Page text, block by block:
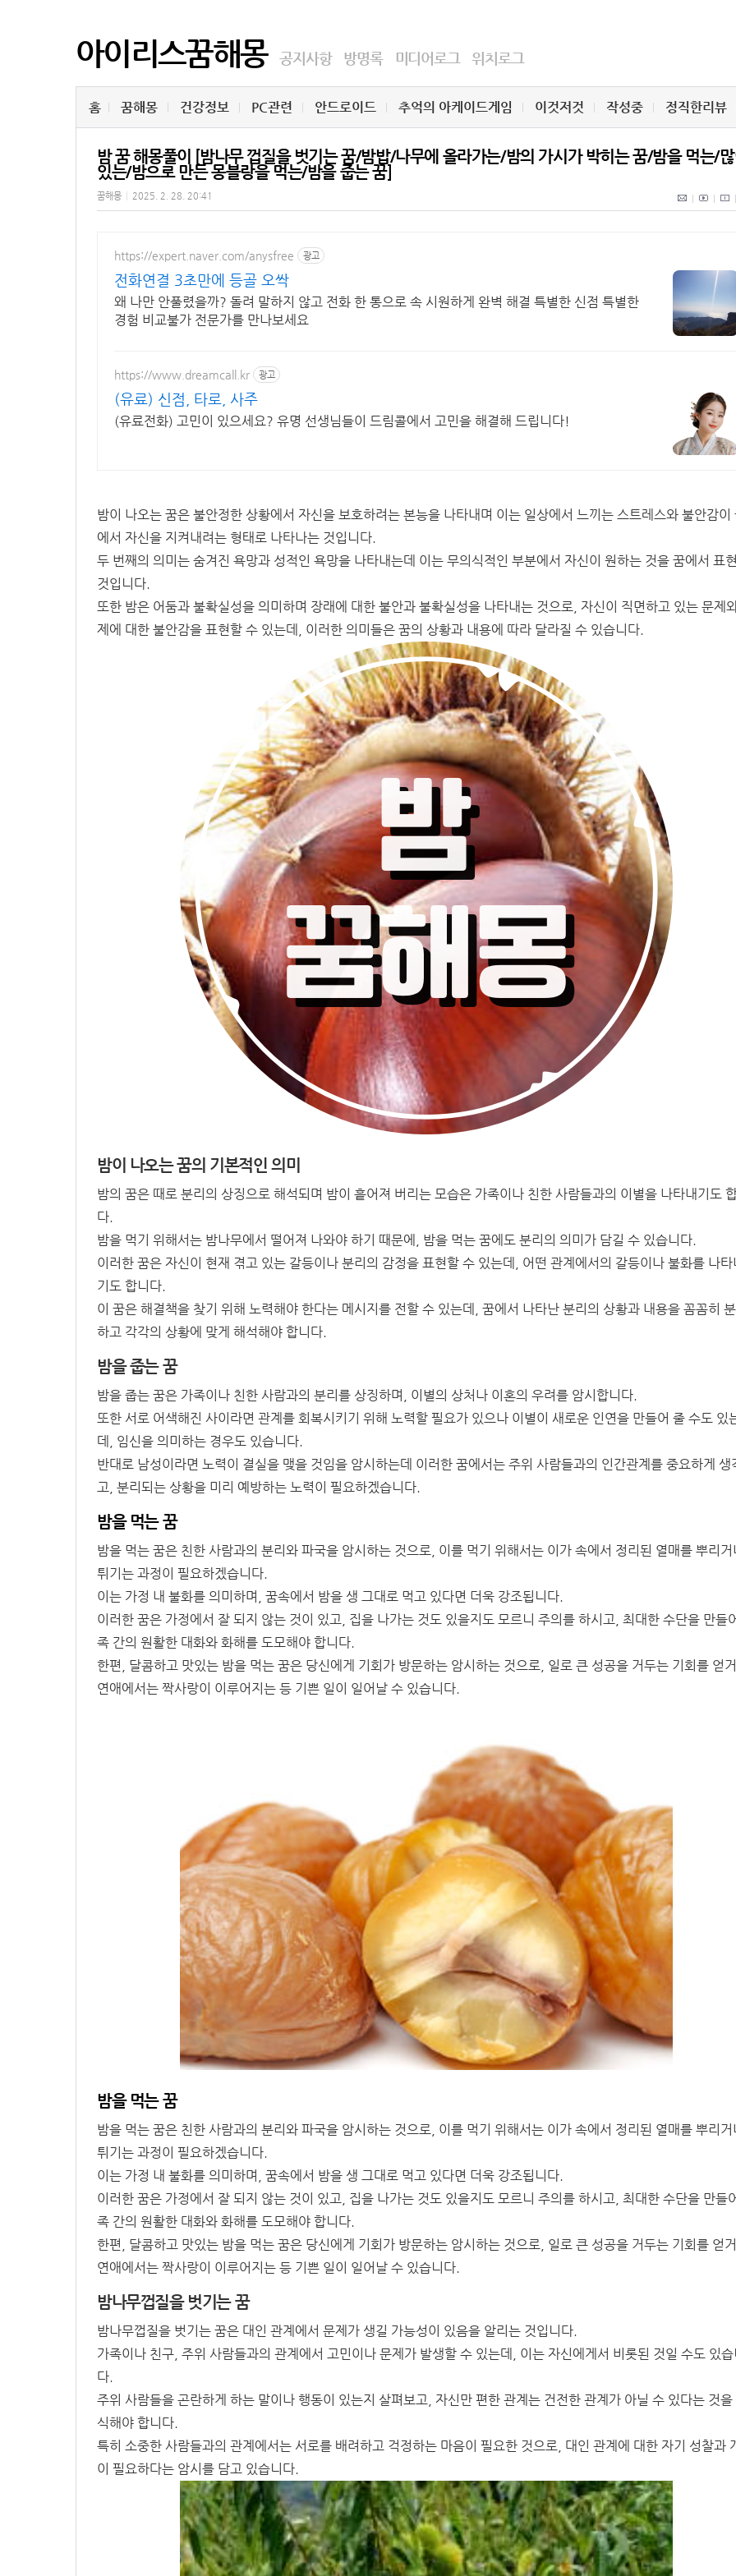
아이리스꿈해몽 공지사항 방명록 미디어로그 위치로그
홈 꿈해몽 건강정보 PC관련 안드로이드 추억의 아케이드게임 이것저것 작성중 정직한리뷰
밤 꿈 해몽풀이 [밤나무 껍질을 벗기는 꿈/밤밥/나무에 올라가는/밤의 가시가 박히는 꿈/밤을 먹는/많
있는/밤으로 만든 몽블랑을 먹는/밤을 줍는 꿈]
꿈해몽 2025. 2. 28. 20:41
https://expert.naver.com/anysfree 광고
전화연결 3초만에 등골 오싹
왜 나만 안풀렸을까? 돌려 말하지 않고 전화 한 통으로 속 시원하게 완벽 해결 특별한 신점 특별한
경험 비교불가 전문가를 만나보세요
https://www.dreamcall.kr 광고
(유료) 신점, 타로, 사주
(유료전화) 고민이 있으세요? 유명 선생님들이 드림콜에서 고민을 해결해 드립니다!
밤이 나오는 꿈은 불안정한 상황에서 자신을 보호하려는 본능을 나타내며 이는 일상에서 느끼는 스트레스와 불안감이
에서 자신을 지켜내려는 형태로 나타나는 것입니다.
두 번째의 의미는 숨겨진 욕망과 성적인 욕망을 나타내는데 이는 무의식적인 부분에서 자신이 원하는 것을 꿈에서 표
것입니다.
또한 밤은 어둠과 불확실성을 의미하며 장래에 대한 불안과 불확실성을 나타내는 것으로, 자신이 직면하고 있는 문제
제에 대한 불안감을 표현할 수 있는데, 이러한 의미들은 꿈의 상황과 내용에 따라 달라질 수 있습니다.
밤이 나오는 꿈의 기본적인 의미
밤의 꿈은 때로 분리의 상징으로 해석되며 밤이 흩어져 버리는 모습은 가족이나 친한 사람들과의 이별을 나타내기도
다.
밤을 먹기 위해서는 밤나무에서 떨어져 나와야 하기 때문에, 밤을 먹는 꿈에도 분리의 의미가 담길 수 있습니다.
이러한 꿈은 자신이 현재 겪고 있는 갈등이나 분리의 감정을 표현할 수 있는데, 어떤 관계에서의 갈등이나 불화를 나타
기도 합니다.
이 꿈은 해결책을 찾기 위해 노력해야 한다는 메시지를 전할 수 있는데, 꿈에서 나타난 분리의 상황과 내용을 꼼꼼히
하고 각각의 상황에 맞게 해석해야 합니다.
밤을 줍는 꿈
밤을 줍는 꿈은 가족이나 친한 사람과의 분리를 상징하며, 이별의 상처나 이혼의 우려를 암시합니다.
또한 서로 어색해진 사이라면 관계를 회복시키기 위해 노력할 필요가 있으나 이별이 새로운 인연을 만들어 줄 수도 있
데, 임신을 의미하는 경우도 있습니다.
반대로 남성이라면 노력이 결실을 맺을 것임을 암시하는데 이러한 꿈에서는 주위 사람들과의 인간관계를 중요하게 생
고, 분리되는 상황을 미리 예방하는 노력이 필요하겠습니다.
밤을 먹는 꿈
밤을 먹는 꿈은 친한 사람과의 분리와 파국을 암시하는 것으로, 이를 먹기 위해서는 이가 속에서 정리된 열매를 뿌리거
튀기는 과정이 필요하겠습니다.
이는 가정 내 불화를 의미하며, 꿈속에서 밤을 생 그대로 먹고 있다면 더욱 강조됩니다.
이러한 꿈은 가정에서 잘 되지 않는 것이 있고, 집을 나가는 것도 있을지도 모르니 주의를 하시고, 최대한 수단을 만들
족 간의 원활한 대화와 화해를 도모해야 합니다.
한편, 달콤하고 맛있는 밤을 먹는 꿈은 당신에게 기회가 방문하는 암시하는 것으로, 일로 큰 성공을 거두는 기회를 얻
연애에서는 짝사랑이 이루어지는 등 기쁜 일이 일어날 수 있습니다.
밤을 먹는 꿈
밤을 먹는 꿈은 친한 사람과의 분리와 파국을 암시하는 것으로, 이를 먹기 위해서는 이가 속에서 정리된 열매를 뿌리거
튀기는 과정이 필요하겠습니다.
이는 가정 내 불화를 의미하며, 꿈속에서 밤을 생 그대로 먹고 있다면 더욱 강조됩니다.
이러한 꿈은 가정에서 잘 되지 않는 것이 있고, 집을 나가는 것도 있을지도 모르니 주의를 하시고, 최대한 수단을 만들
족 간의 원활한 대화와 화해를 도모해야 합니다.
한편, 달콤하고 맛있는 밤을 먹는 꿈은 당신에게 기회가 방문하는 암시하는 것으로, 일로 큰 성공을 거두는 기회를 얻
연애에서는 짝사랑이 이루어지는 등 기쁜 일이 일어날 수 있습니다.
밤나무껍질을 벗기는 꿈
밤나무껍질을 벗기는 꿈은 대인 관계에서 문제가 생길 가능성이 있음을 알리는 것입니다.
가족이나 친구, 주위 사람들과의 관계에서 고민이나 문제가 발생할 수 있는데, 이는 자신에게서 비롯된 것일 수도 있습
다.
주위 사람들을 곤란하게 하는 말이나 행동이 있는지 살펴보고, 자신만 편한 관계는 건전한 관계가 아닐 수 있다는 것을
식해야 합니다.
특히 소중한 사람들과의 관계에서는 서로를 배려하고 걱정하는 마음이 필요한 것으로, 대인 관계에 대한 자기 성찰과
이 필요하다는 암시를 담고 있습니다.